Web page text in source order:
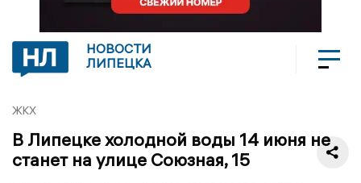
НОВОСТИ
ЛИПЕЦКА
ЖКХ
В Липецке холодной воды 14 июня не
станет на улице Союзная, 15